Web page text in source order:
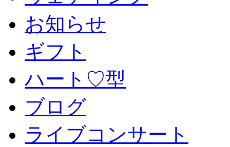
お知らせ
ギフト
ハート♡型
ブログ
ライブコンサート